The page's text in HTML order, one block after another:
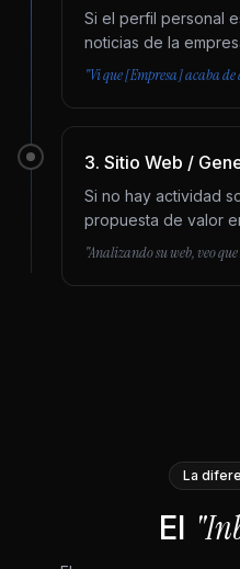
Si el perfil personal
noticias de la
"Vi que [Empresa] acaba
3. Sitio Web /
Si no hay actividad
propuesta de valor
"Analizando su web, veo
La
El